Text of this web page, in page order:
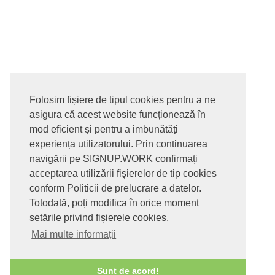
Folosim fișiere de tipul cookies pentru a ne
asigura că acest website funcționează în
mod eficient și pentru a imbunătăți
experiența utilizatorului. Prin continuarea
navigării pe SIGNUP.WORK confirmați
acceptarea utilizării fişierelor de tip cookies
conform Politicii de prelucrare a datelor.
Totodată, poți modifica în orice moment
setările privind fișierele cookies.
Mai multe informații
Sunt de acord!
© 2017-2026. Toate drepturile rezervate
SIGNUPDOTWORK SRLTermeni si conditii | Politica de
confidentialitate | Politica de livrare si anulare comanda |
Politica GDPR